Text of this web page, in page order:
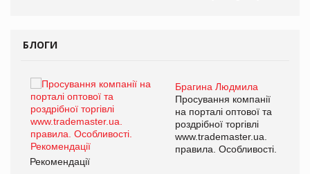
БЛОГИ
Брагина Людмила
Просування компанії
на порталі оптової та
роздрібної торгівлі
www.trademaster.ua.
правила. Особливості.
Рекомендації